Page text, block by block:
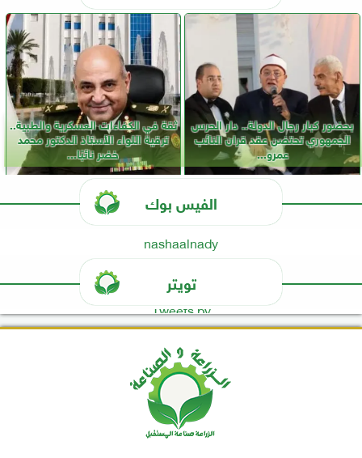
بحضور كبار رجال الدولة.. دار الحرس
الجمهوري تحتضن عقد قران النائب
عمرو...
ثقة في الكفاءات العسكرية والطبية..
ترقية اللواء الأستاذ الدكتور محمد
خضر نائبًا...
الفيس بوك
nashaalnady
تويتر
Tweets by